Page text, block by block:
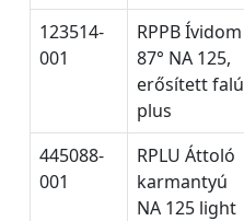
123514-
001
RPPB Ívidom
87° NA 125,
erősített falú
plus
445088-
001
RPLU Áttoló
karmantyú
NA 125 light